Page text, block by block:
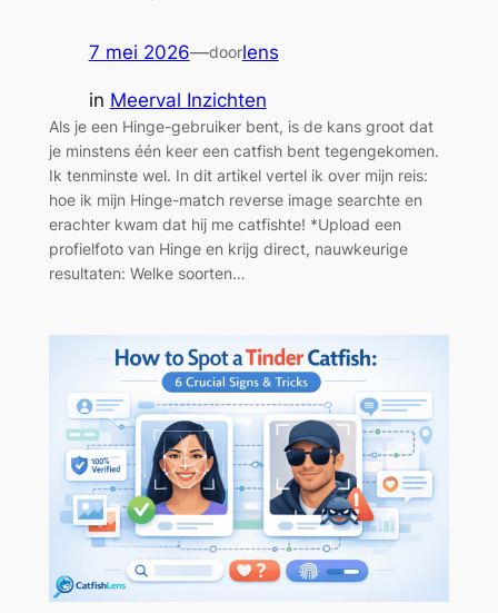
7 mei 2026—doorlens
in Meerval Inzichten
Als je een Hinge-gebruiker bent, is de kans groot dat
je minstens één keer een catfish bent tegengekomen.
Ik tenminste wel. In dit artikel vertel ik over mijn reis:
hoe ik mijn Hinge-match reverse image searchte en
erachter kwam dat hij me catfishte! *Upload een
profielfoto van Hinge en krijg direct, nauwkeurige
resultaten: Welke soorten…